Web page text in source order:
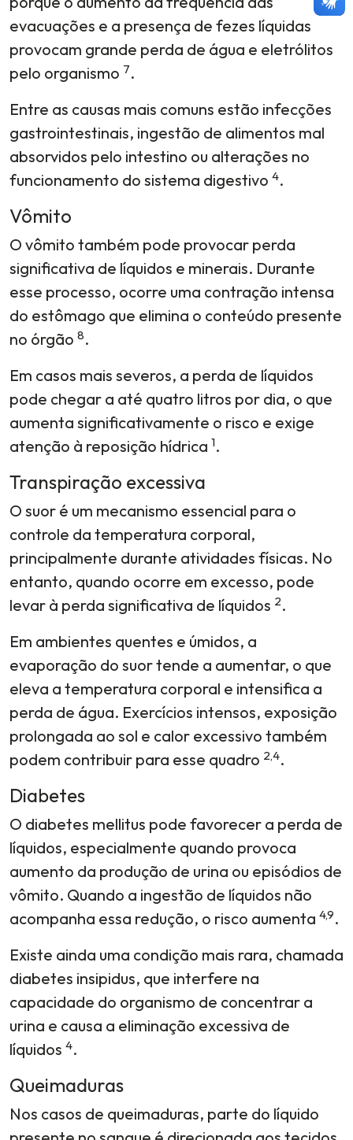
evacuações e a presença de fezes líquidas
provocam grande perda de água e eletrólitos
pelo organismo 7.
Entre as causas mais comuns estão infecções
gastrointestinais, ingestão de alimentos mal
absorvidos pelo intestino ou alterações no
funcionamento do sistema digestivo 4.
Vômito
O vômito também pode provocar perda
significativa de líquidos e minerais. Durante
esse processo, ocorre uma contração intensa
do estômago que elimina o conteúdo presente
no órgão 8.
Em casos mais severos, a perda de líquidos
pode chegar a até quatro litros por dia, o que
aumenta significativamente o risco e exige
atenção à reposição hídrica 1.
Transpiração excessiva
O suor é um mecanismo essencial para o
controle da temperatura corporal,
principalmente durante atividades físicas. No
entanto, quando ocorre em excesso, pode
levar à perda significativa de líquidos 2.
Em ambientes quentes e úmidos, a
evaporação do suor tende a aumentar, o que
eleva a temperatura corporal e intensifica a
perda de água. Exercícios intensos, exposição
prolongada ao sol e calor excessivo também
podem contribuir para esse quadro 2,4.
Diabetes
O diabetes mellitus pode favorecer a perda de
líquidos, especialmente quando provoca
aumento da produção de urina ou episódios de
vômito. Quando a ingestão de líquidos não
acompanha essa redução, o risco aumenta 4,9.
Existe ainda uma condição mais rara, chamada
diabetes insipidus, que interfere na
capacidade do organismo de concentrar a
urina e causa a eliminação excessiva de
líquidos 4.
Queimaduras
Nos casos de queimaduras, parte do líquido